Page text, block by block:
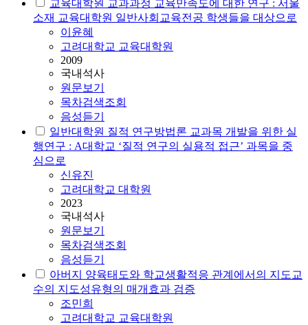
교육대학원 교과과정 교육만족도에 대한 연구 : 서울
소재 교육대학원 일반사회교육전공 학생들을 대상으로
이윤혜
고려대학교 교육대학원
2009
국내석사
원문보기
목차검색조회
음성듣기
일반대학원 질적 연구방법론 교과목 개발을 위한 실
행연구 : A대학교 ‘질적 연구의 실용적 접근’ 과목을 중
심으로
신유진
고려대학교 대학원
2023
국내석사
원문보기
목차검색조회
음성듣기
아버지 양육태도와 학교생활적응 관계에서의 지도교
수의 지도성유형의 매개효과 검증
조민희
고려대학교 교육대학원